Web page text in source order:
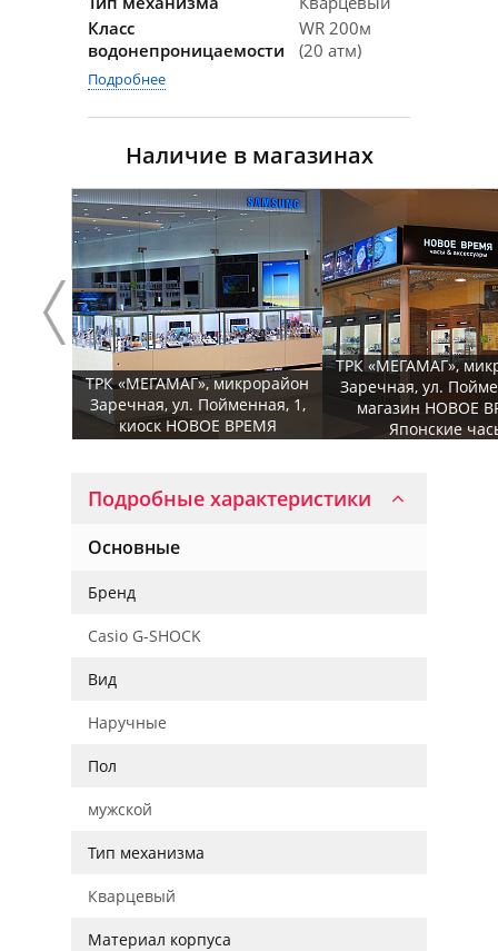
Класс
водонепроницаемости
WR 200м
(20 атм)
Подробнее
Наличие в магазинах
ТРК «МЕГАМАГ», микрорайон
Заречная, ул. Пойменная, 1,
киоск НОВОЕ ВРЕМЯ
ТРК «МЕГАМАГ»,
Заречная, ул.
магазин НОВОЕ
Японские
Подробные характеристики
Основные
Бренд
Casio G-SHOCK
Вид
Наручные
Пол
мужской
Тип механизма
Кварцевый
Материал корпуса